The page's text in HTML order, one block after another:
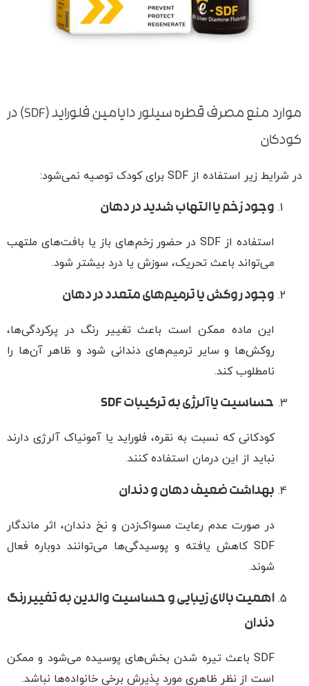
موارد منع مصرف قطره سیلور دایامین فلوراید (SDF) در
کودکان
در شرایط زیر استفاده از SDF برای کودک توصیه نمی‌شود:
وجود زخم یا التهاب شدید در دهان
استفاده از SDF در حضور زخم‌های باز یا بافت‌های ملتهب
می‌تواند باعث تحریک، سوزش یا درد بیشتر شود.
وجود روکش یا ترمیم‌های متعدد در دهان
این ماده ممکن است باعث تغییر رنگ در پرکردگی‌ها،
روکش‌ها و سایر ترمیم‌های دندانی شود و ظاهر آن‌ها را
نامطلوب کند.
حساسیت یا آلرژی به ترکیبات SDF
کودکانی که نسبت به نقره، فلوراید یا آمونیاک آلرژی دارند
نباید از این درمان استفاده کنند.
بهداشت ضعیف دهان و دندان
در صورت عدم رعایت مسواک‌زدن و نخ دندان، اثر ماندگار
SDF کاهش یافته و پوسیدگی‌ها می‌توانند دوباره فعال
شوند.
اهمیت بالای زیبایی و حساسیت والدین به تغییر رنگ
دندان
SDF باعث تیره شدن بخش‌های پوسیده می‌شود و ممکن
است از نظر ظاهری مورد پذیرش برخی خانواده‌ها نباشد.